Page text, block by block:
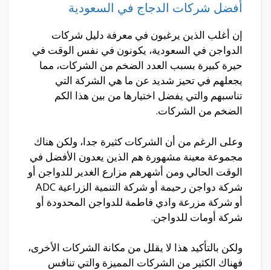
أفضل شركات الدجاج في السعودية
إن أغلب الذين يرغبون في معرفة دليل شركات
الدواجن في السعودية، يكونون في نفس الوقت في
حيرة كبيرة بسبب العدد الضخم من الشركات، مما
يجعلهم في تحيز شديد عن ما هي الشركة التي
تناسبهم والتي يفضل اختيارها من بين هذا الكم
الضخم من الشركات.
وعلى الرغم من أن الشركات كثيرة جدا، ولكن هناك
مجموعة معينة مشهورة هم الذين يعدون الأفضل في
الوقت الحالي ومن أشهرهم مزارع الغدير للدواجن أو
شركة دواجن رحيمة أو شركة التنمية الزراعية ADC
أو شركة مزرعة وادي فاطمة للدواجن المحدودة أو
شركة أومات للدواجن.
ولكن بالتأكيد هذا لا يقلل من مكانة الشركات الأخرى،
فهناك الكثير من الشركات المميزة والتي تنافس